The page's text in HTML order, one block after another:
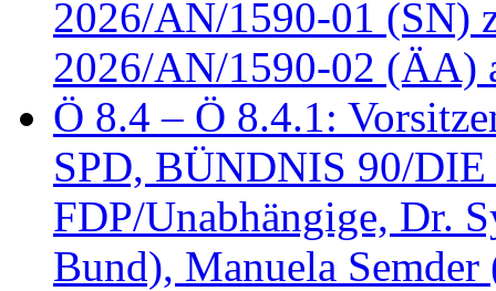
2026/AN/1590-01 (SN)
2026/AN/1590-02 (ÄA)
Ö 8.4 – Ö 8.4.1:
SPD, BÜNDNIS 90/
FDP/Unabhängige, Dr.
Bund), Manuela